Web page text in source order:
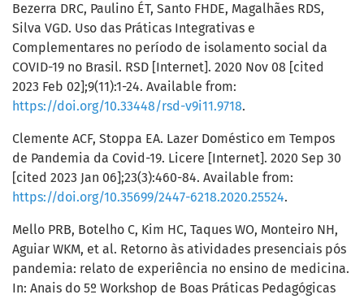
Bezerra DRC, Paulino ÉT, Santo FHDE, Magalhães RDS,
Silva VGD. Uso das Práticas Integrativas e
Complementares no período de isolamento social da
COVID-19 no Brasil. RSD [Internet]. 2020 Nov 08 [cited
2023 Feb 02];9(11):1-24. Available from:
https://doi.org/10.33448/rsd-v9i11.9718.
Clemente ACF, Stoppa EA. Lazer Doméstico em Tempos
de Pandemia da Covid-19. Licere [Internet]. 2020 Sep 30
[cited 2023 Jan 06];23(3):460-84. Available from:
https://doi.org/10.35699/2447-6218.2020.25524.
Mello PRB, Botelho C, Kim HC, Taques WO, Monteiro NH,
Aguiar WKM, et al. Retorno às atividades presenciais pós
pandemia: relato de experiência no ensino de medicina.
In: Anais do 5º Workshop de Boas Práticas Pedagógicas